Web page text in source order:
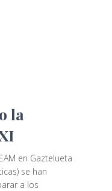
la
en Gaztelueta
se han
a los